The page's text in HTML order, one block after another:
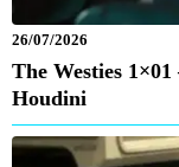
26/07/2026
The Westies
Houdini